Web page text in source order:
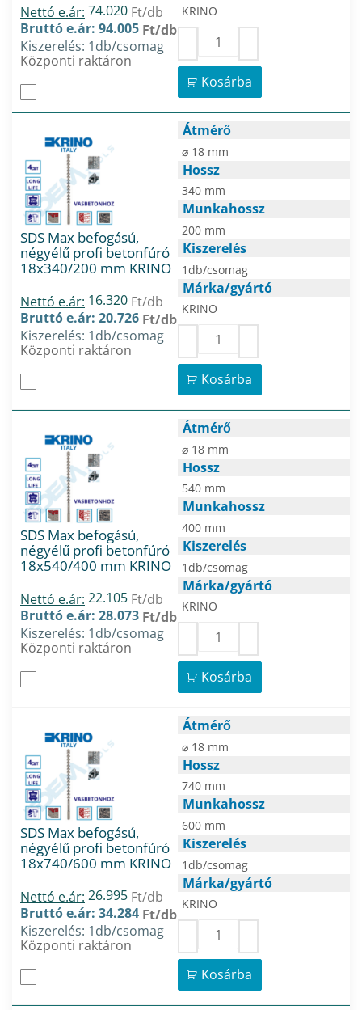
Nettó e.ár: 74.020 Ft/db
Bruttó e.ár: 94.005 Ft/db
Kiszerelés: 1db/csomag
Központi raktáron
KRINO
Kosárba
SDS Max befogású,
négyélű profi betonfúró
18x340/200 mm KRINO
Nettó e.ár: 16.320 Ft/db
Bruttó e.ár: 20.726 Ft/db
Kiszerelés: 1db/csomag
Központi raktáron
Átmérő
⌀ 18 mm
Hossz
340 mm
Munkahossz
200 mm
Kiszerelés
1db/csomag
Márka/gyártó
KRINO
Kosárba
SDS Max befogású,
négyélű profi betonfúró
18x540/400 mm KRINO
Nettó e.ár: 22.105 Ft/db
Bruttó e.ár: 28.073 Ft/db
Kiszerelés: 1db/csomag
Központi raktáron
Átmérő
⌀ 18 mm
Hossz
540 mm
Munkahossz
400 mm
Kiszerelés
1db/csomag
Márka/gyártó
KRINO
Kosárba
SDS Max befogású,
négyélű profi betonfúró
18x740/600 mm KRINO
Nettó e.ár: 26.995 Ft/db
Bruttó e.ár: 34.284 Ft/db
Kiszerelés: 1db/csomag
Központi raktáron
Átmérő
⌀ 18 mm
Hossz
740 mm
Munkahossz
600 mm
Kiszerelés
1db/csomag
Márka/gyártó
KRINO
Kosárba